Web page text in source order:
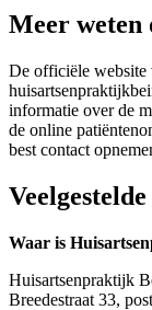
Meer weten
De officiële website
informatie over de
de online
best contact
Waar is
Huisartsenpraktijk
Breedestraat 33,